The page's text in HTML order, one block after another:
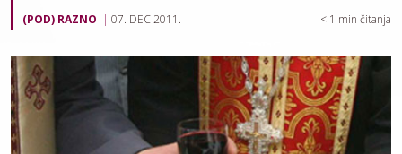
(POD) RAZNO 07. DEC 2011. < 1 min čitanja